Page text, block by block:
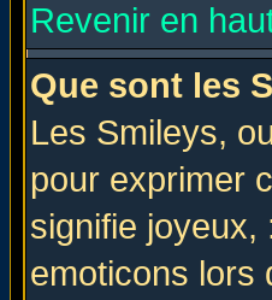
Revenir en
Que sont les
Les Smileys,
pour exprimer
signifie joyeux,
emoticons lors